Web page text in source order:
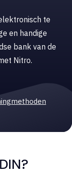
te
en handige
bank van de
Nitro.